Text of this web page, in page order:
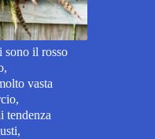
il rosso
vasta
tendenza